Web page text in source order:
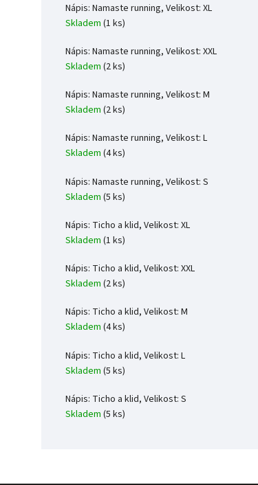
Nápis: Namaste running, Velikost: XL
Skladem (1 ks)
Nápis: Namaste running, Velikost: XXL
Skladem (2 ks)
Nápis: Namaste running, Velikost: M
Skladem (2 ks)
Nápis: Namaste running, Velikost: L
Skladem (4 ks)
Nápis: Namaste running, Velikost: S
Skladem (5 ks)
Nápis: Ticho a klid, Velikost: XL
Skladem (1 ks)
Nápis: Ticho a klid, Velikost: XXL
Skladem (2 ks)
Nápis: Ticho a klid, Velikost: M
Skladem (4 ks)
Nápis: Ticho a klid, Velikost: L
Skladem (5 ks)
Nápis: Ticho a klid, Velikost: S
Skladem (5 ks)